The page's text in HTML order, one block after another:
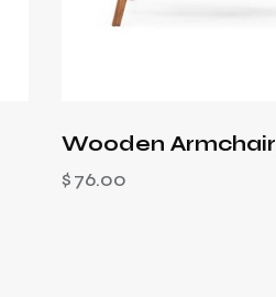
Wooden Armchair
$76.00